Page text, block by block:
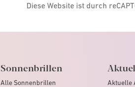
Diese Website ist durch
Sonnenbrillen
Alle Sonnenbrillen Aktuelle